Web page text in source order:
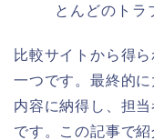
とんどのトラ
比較サイトから得
一つです。最終的
内容に納得し、担
です。この記事で